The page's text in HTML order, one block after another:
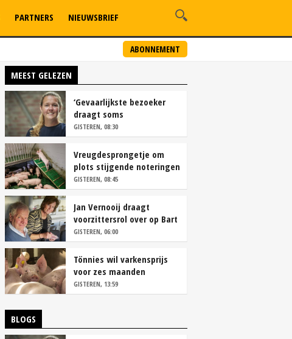
ABONNEMENT
PARTNERS NIEUWSBRIEF
MEEST GELEZEN
‘Gevaarlijkste bezoeker
draagt soms
overschoenen’
GISTEREN, 08:30
Vreugdesprongetje om
plots stijgende noteringen
GISTEREN, 08:45
Jan Vernooij draagt
voorzittersrol over op Bart
Camps
GISTEREN, 06:00
Tönnies wil varkensprijs
voor zes maanden
vastleggen
GISTEREN, 13:59
BLOGS